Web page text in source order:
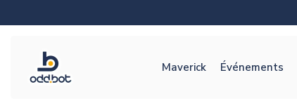
Maverick Événements